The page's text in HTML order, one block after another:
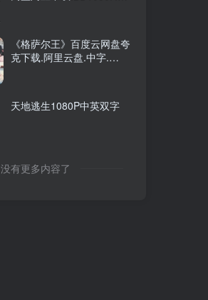
《格萨尔王》百度云网盘夸
克下载.阿里云盘.中字.
天地逃生1080P中英双字
没有更多内容了